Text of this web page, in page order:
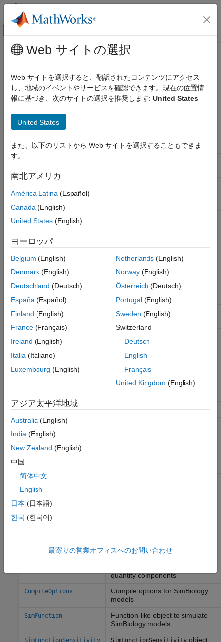
コンテンツへスキップ
オフキャンバス ナビゲーション メ
ドキュメンテーションのホーム
SimBiology
Simulation
カテゴリ
Simulate Responses to Biological
Scan Parameter Ranges
Perform Sensitivity Analysis
メインコンテンツ
Scan Parameter Ranges
Explore simulation results over ranges of quantity values
Generate simulation results for a range of parameter values to
model behavior.
Apps
Model
systems biology models
Functions
sbiosimulate Simulate SimBiology model
sbioaccelerate
Prepare model object for
accelerated simulations
sbiosampleparameters
Generate parameters by sampling
covariate model
sbiosampleerror
Sample error based on error model
add to model object
addobservable
Add observable object to
SimBiology model
Get configuration set object from
createSimFunction CreateSimFunctionobject
sbioplot
sbiotrellis
Objects
SolverOptions SimBiologymodel solver options
quantity components
CompileOptions
Compile options for SimBiology
models
SimFunction
Function-like object to simulate
SimBiology models
SimFunctionSensitivity
SimFunctionSensitivityobject,
Web サイトの選択
Web サイトを選択すると、翻訳されたコンテンツにアクセス
し、地域のイベントやサービスを確認できます。現在の位置情
報に基づき、次のサイトの選択を推奨します: United States
United States
また、以下のリストから Web サイトを選択することもできま
す。
南北アメリカ
América Latina (Español)
Canada (English)
United States (English)
ヨーロッパ
Belgium (English)
Denmark (English)
Deutschland (Deutsch)
España (Español)
Finland (English)
France (Français)
Ireland (English)
Italia (Italiano)
Luxembourg (English)
Netherlands(English)
Norway(English)
Österreich (Deutsch)
Portugal(English)
Sweden (English)
Switzerland
Deutsch
English
Français
United Kingdom (English)
アジア太平洋地域
Australia (English)
India (English)
New Zealand (English)
中国
简体中文
English
日本 (日本語)
한국 (한국어)
最寄りの営業オフィスへのお問い合わせ